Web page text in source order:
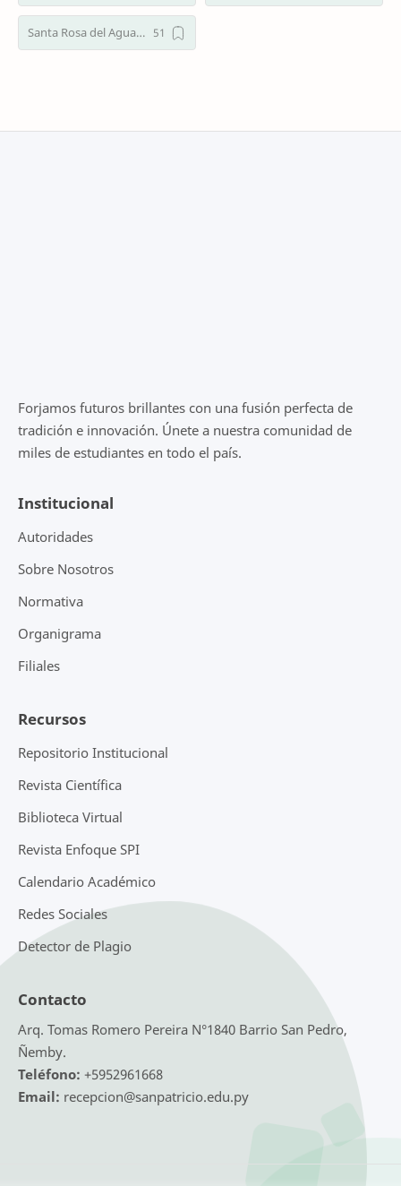
Santa Rosa del Aguaray
Forjamos futuros brillantes con una fusión perfecta de
tradición e innovación. Únete a nuestra comunidad de
miles de estudiantes en todo el país.
Institucional
Autoridades
Sobre Nosotros
Normativa
Organigrama
Filiales
Recursos
Repositorio Institucional
Revista Científica
Biblioteca Virtual
Revista Enfoque SPI
Calendario Académico
Redes Sociales
Detector de Plagio
Contacto
Arq. Tomas Romero Pereira N°1840 Barrio San Pedro,
Ñemby.
Teléfono: +5952961668
Email: recepcion@sanpatricio.edu.py